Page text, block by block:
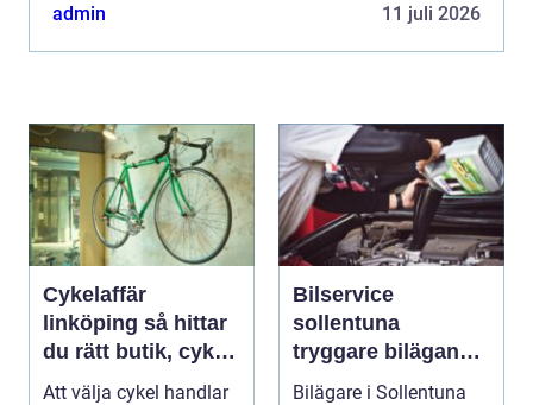
admin 11 juli 2026
Cykelaffär
linköping så hittar
du rätt butik, cykel
och service
Att välja cykel handlar
Bilservice
sollentuna
tryggare bilägande
året runt
Bilägare i Sollentuna